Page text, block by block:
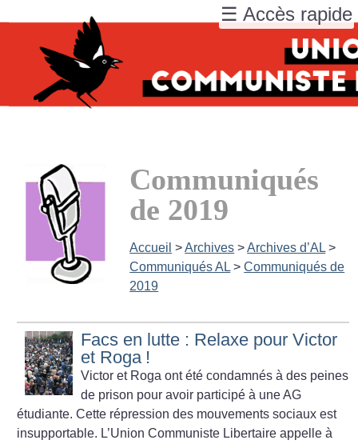
Communiqués
de 2019
Accueil >Archives >Archives d’AL >
Communiqués AL >Communiqués de
2019
Facs en lutte : Relaxe pour Victor
et Roga !
Victor et Roga ont été condamnés à des peines
de prison pour avoir participé à une AG
étudiante. Cette répression des mouvements sociaux est
insupportable. L’Union Communiste Libertaire appelle à
☰ Accès rapide